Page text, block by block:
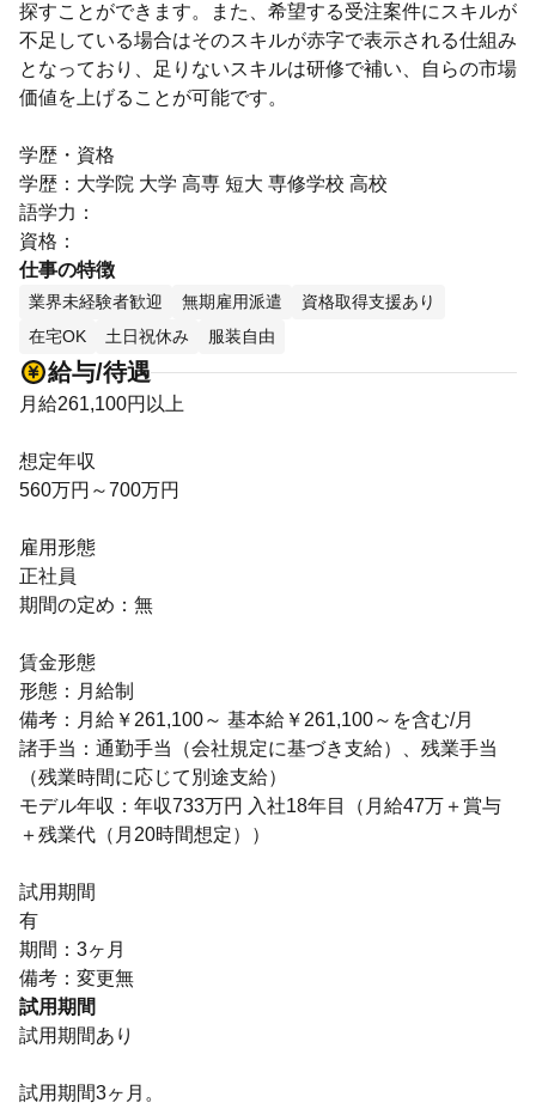
探すことができます。また、希望する受注案件にスキルが
不足している場合はそのスキルが赤字で表示される仕組み
となっており、足りないスキルは研修で補い、自らの市場
価値を上げることが可能です。
学歴・資格
学歴：大学院 大学 高専 短大 専修学校 高校
語学力：
資格：
仕事の特徴
業界未経験者歓迎 無期雇用派遣
資格取得支援あり
在宅OK
土日祝休み 服装自由
給与/待遇
月給261,100円以上
想定年収
560万円～700万円
雇用形態
正社員
期間の定め：無
賃金形態
形態：月給制
備考：月給￥261,100～ 基本給￥261,100～を含む/月
諸手当：通勤手当（会社規定に基づき支給）、残業手当
（残業時間に応じて別途支給）
モデル年収：年収733万円 入社18年目（月給47万＋賞与
＋残業代（月20時間想定））
試用期間
有
期間：3ヶ月
備考：変更無
試用期間
試用期間あり
試用期間3ヶ月。